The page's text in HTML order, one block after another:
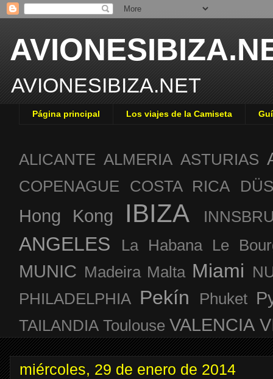
AVIONESIBIZA.NET
Página principal Los viajes de la Camiseta
ALICANTE ALMERIA ASTURIAS
COPENAGUE COSTA RICA
Hong Kong IBIZA
ANGELES La Habana Le
MUNIC Madeira Malta Miami
PHILADELPHIA Pekín Phuket
TAILANDIA Toulouse VALENCIA
miércoles, 29 de enero de 2014